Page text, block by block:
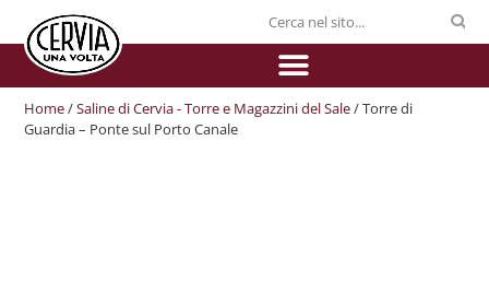
Home/Saline di Cervia - Torre e Magazzini del Sale/ Torre di
Guardia – Ponte sul Porto Canale